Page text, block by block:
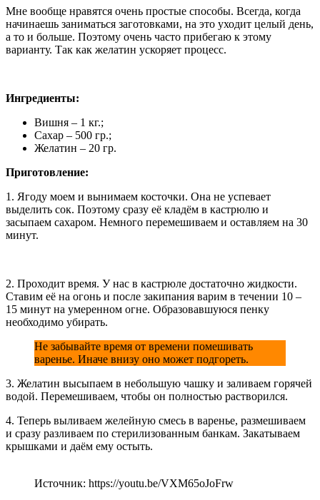
Мне вообще нравятся очень простые способы. Всегда, когда
начинаешь заниматься заготовками, на это уходит целый день,
а то и больше. Поэтому очень часто прибегаю к этому
варианту. Так как желатин ускоряет процесс.
Ингредиенты:
Вишня – 1 кг.;
Сахар – 500 гр.;
Желатин – 20 гр.
Приготовление:
1. Ягоду моем и вынимаем косточки. Она не успевает
выделить сок. Поэтому сразу её кладём в кастрюлю и
засыпаем сахаром. Немного перемешиваем и оставляем на 30
минут.
2. Проходит время. У нас в кастрюле достаточно жидкости.
Ставим её на огонь и после закипания варим в течении 10 –
15 минут на умеренном огне. Образовавшуюся пенку
необходимо убирать.
Не забывайте время от времени помешивать
варенье. Иначе внизу оно может подгореть.
3. Желатин высыпаем в небольшую чашку и заливаем горячей
водой. Перемешиваем, чтобы он полностью растворился.
4. Теперь выливаем желейную смесь в варенье, размешиваем
и сразу разливаем по стерилизованным банкам. Закатываем
крышками и даём ему остыть.
Источник: https://youtu.be/VXM65oJoFrw